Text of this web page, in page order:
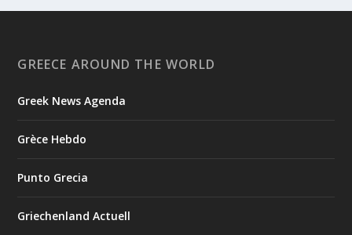
GREECE AROUND THE WORLD
Greek News Agenda
Grèce Hebdo
Punto Grecia
Griechenland Actuell